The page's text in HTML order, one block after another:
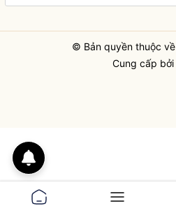
© Bản quyền thuộc về
Cung cấp bởi